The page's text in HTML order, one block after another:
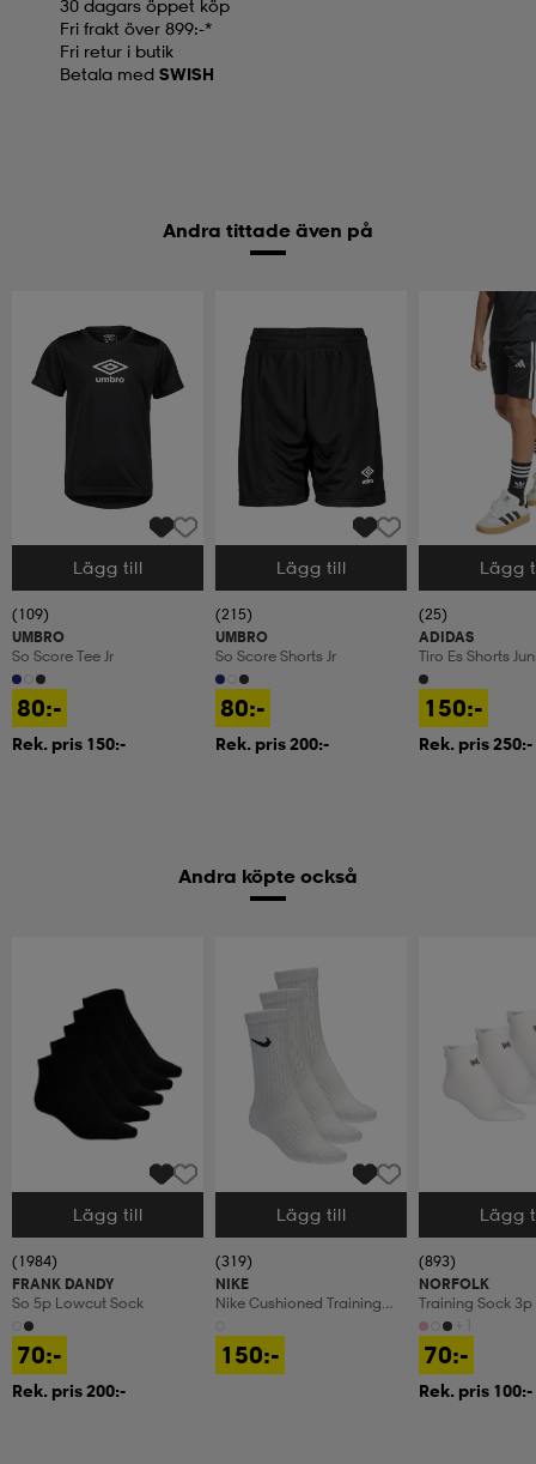
30 dagars öppet köp
Fri frakt över 899:-*
Fri retur i butik
Betala med SWISH
Andra tittade även på
Välj storlek
Lägg till
(109)
UMBRO
So Score Tee Jr
80:-
Rek. pris 150:-
Välj storlek
Lägg till
(215)
UMBRO
So Score Shorts Jr
80:-
Rek. pris 200:-
Välj storlek
Lägg
(25)
ADIDAS
Tiro Es Shorts
150:-
Rek. pris 250:-
Andra köpte också
Välj storlek
Lägg till
(1984)
FRANK DANDY
So 5p Lowcut Sock
70:-
Rek. pris 200:-
Välj storlek
Lägg till
(319)
NIKE
Nike Cushioned Training
150:-
Välj storlek
Lägg
(893)
NORFOLK
Training Sock 3p
70:-
Rek. pris 100:-